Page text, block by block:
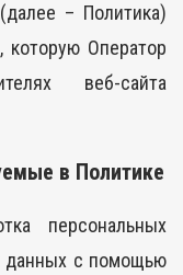
– Политика)
которую Оператор
веб-сайта
в Политике
персональных
данных с помощью